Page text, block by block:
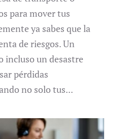
para mover tus
ya sabes que la
de riesgos. Un
incluso un desastre
pérdidas
no solo tus...